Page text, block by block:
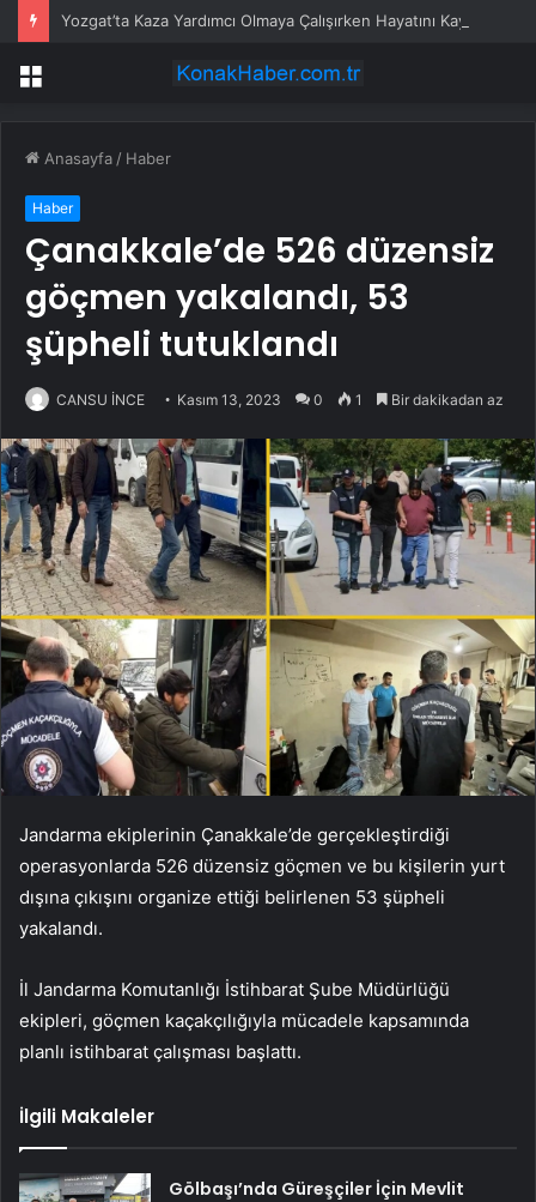
Menü
Anasayfa / Haber
Haber
Çanakkale’de 526 düzensiz
göçmen yakalandı, 53
şüpheli tutuklandı
CANSU İNCE Kasım 13, 2023 0 1 Bir dakikadan az
Jandarma ekiplerinin Çanakkale’de gerçekleştirdiği
operasyonlarda 526 düzensiz göçmen ve bu kişilerin yurt
dışına çıkışını organize ettiği belirlenen 53 şüpheli
yakalandı.
İl Jandarma Komutanlığı İstihbarat Şube Müdürlüğü
ekipleri, göçmen kaçakçılığıyla mücadele kapsamında
planlı istihbarat çalışması başlattı.
İlgili Makaleler
Gölbaşı’nda Güreşçiler İçin Mevlit